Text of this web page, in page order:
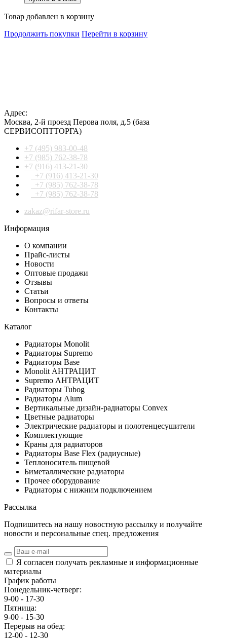
Товар добавлен в корзину
Продолжить покупки Перейти в корзину
Адрес:
Москва, 2-й проезд Перова поля, д.5 (база
СЕРВИСОПТТОРГА)
+7 (495) 983-00-48
+7 (985) 762-38-78
+7 (916) 413-21-30
+7 (916) 413-21-30
+7 (985) 762-38-78
+7 (985) 762-38-78
zakaz@rifar-store.ru
Информация
О компании
Прайс-листы
Новости
Оптовые продажи
Отзывы
Статьи
Вопросы и ответы
Контакты
Каталог
Радиаторы Monolit
Радиаторы Supremo
Радиаторы Base
Monolit АНТРАЦИТ
Supremo АНТРАЦИТ
Радиаторы Tubog
Радиаторы Alum
Вертикальные дизайн-радиаторы Convex
Цветные радиаторы
Электрические радиаторы и полотенцесушители
Комплектующие
Краны для радиаторов
Радиаторы Base Flex (радиусные)
Теплоноситель пищевой
Биметаллические радиаторы
Прочее оборудование
Радиаторы с нижним подключением
Рассылка
Подпишитесь на нашу новостную рассылку и получайте
новости и персональные спец. предложения
Я согласен получать рекламные и информационные
материалы
График работы
Понедельник-четверг:
9-00 - 17-30
Пятница:
9-00 - 15-30
Перерыв на обед:
12-00 - 12-30